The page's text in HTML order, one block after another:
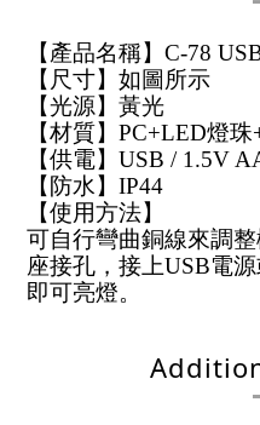
【產品名稱】C-78
【尺寸】如圖所示
【光源】黃光
【材質】PC+LED燈珠
【供電】USB / 1.5V
【防水】IP44
【使用方法】
可自行彎曲銅線來調
座接孔，接上USB電
即可亮燈。